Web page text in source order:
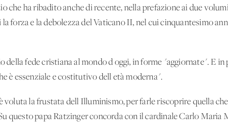
che ha ribadito anche di recente, nella prefazione ai due
forza e la debolezza del Vaticano II, nel cui cinquantesimo
fede cristiana al mondo d'oggi, in forme "aggiornate". E
è essenziale e costitutivo dell'età moderna".
voluta la frustata dell'Illuminismo, per farle riscoprire quella
questo papa Ratzinger concorda con il cardinale Carlo Maria